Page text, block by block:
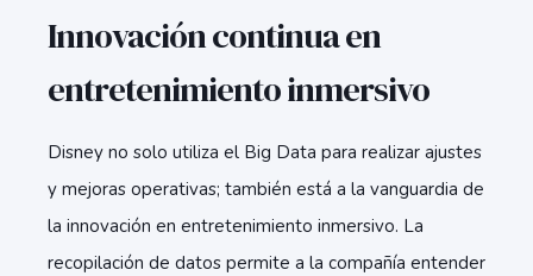
Innovación continua en
entretenimiento inmersivo
Disney no solo utiliza el Big Data para realizar ajustes
y mejoras operativas; también está a la vanguardia de
la innovación en entretenimiento inmersivo. La
recopilación de datos permite a la compañía entender